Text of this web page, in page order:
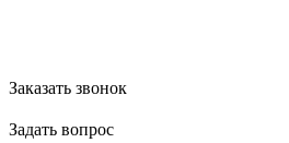
Заказать звонок
Задать вопрос